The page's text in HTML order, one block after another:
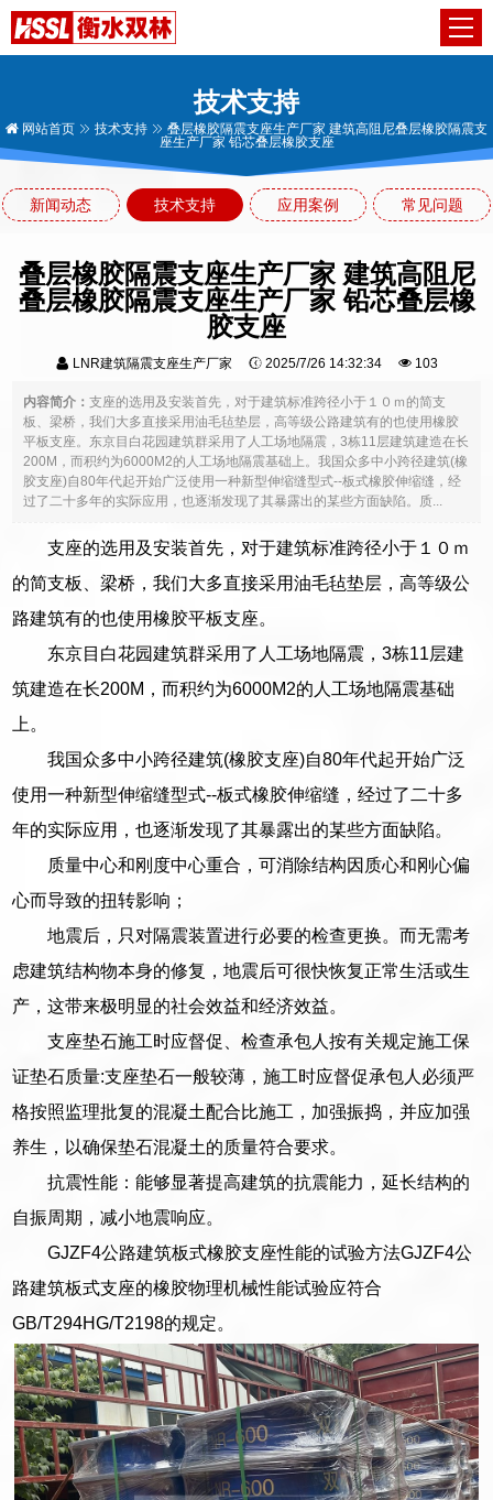
技术支持
网站首页 技术支持
叠层橡胶隔震支座生产厂家 建筑高阻尼叠层橡胶隔震支
座生产厂家 铅芯叠层橡胶支座
新闻动态 技术支持 应用案例 常见问题
叠层橡胶隔震支座生产厂家 建筑高阻尼
叠层橡胶隔震支座生产厂家 铅芯叠层橡
胶支座
LNR建筑隔震支座生产厂家 2025/7/26 14:32:34 103
内容简介：支座的选用及安装首先，对于建筑标准跨径小于１０ｍ的简支
板、梁桥，我们大多直接采用油毛毡垫层，高等级公路建筑有的也使用橡胶
平板支座。东京目白花园建筑群采用了人工场地隔震，3栋11层建筑建造在长
200M，而积约为6000M2的人工场地隔震基础上。我国众多中小跨径建筑(橡
胶支座)自80年代起开始广泛使用一种新型伸缩缝型式--板式橡胶伸缩缝，经
过了二十多年的实际应用，也逐渐发现了其暴露出的某些方面缺陷。质...
支座的选用及安装首先，对于建筑标准跨径小于１０ｍ
的简支板、梁桥，我们大多直接采用油毛毡垫层，高等级公
路建筑有的也使用橡胶平板支座。
东京目白花园建筑群采用了人工场地隔震，3栋11层建
筑建造在长200M，而积约为6000M2的人工场地隔震基础
上。
我国众多中小跨径建筑(橡胶支座)自80年代起开始广泛
使用一种新型伸缩缝型式--板式橡胶伸缩缝，经过了二十多
年的实际应用，也逐渐发现了其暴露出的某些方面缺陷。
质量中心和刚度中心重合，可消除结构因质心和刚心偏
心而导致的扭转影响；
地震后，只对隔震装置进行必要的检查更换。而无需考
虑建筑结构物本身的修复，地震后可很快恢复正常生活或生
产，这带来极明显的社会效益和经济效益。
支座垫石施工时应督促、检查承包人按有关规定施工保
证垫石质量:支座垫石一般较薄，施工时应督促承包人必须严
格按照监理批复的混凝土配合比施工，加强振捣，并应加强
养生，以确保垫石混凝土的质量符合要求。
抗震性能：能够显著提高建筑的抗震能力，延长结构的
自振周期，减小地震响应。
GJZF4公路建筑板式橡胶支座性能的试验方法GJZF4公
路建筑板式支座的橡胶物理机械性能试验应符合
GB/T294HG/T2198的规定。